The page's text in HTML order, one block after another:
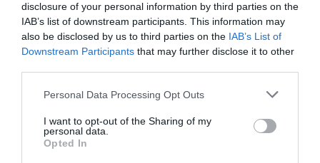
disclosure of your personal information by third parties on the
IAB’s list of downstream participants. This information may
also be disclosed by us to third parties on the IAB’s List of
Downstream Participants that may further disclose it to other
Personal Data Processing Opt Outs
I want to opt-out of the Sharing of my
personal data.
Opted In
Inicio Powerplay AD
"Os Limianos"
25'
1ªP
Cartão azul Rodrigo
Silva
Início da 2ª parte.
2-1 Eduardo Silva